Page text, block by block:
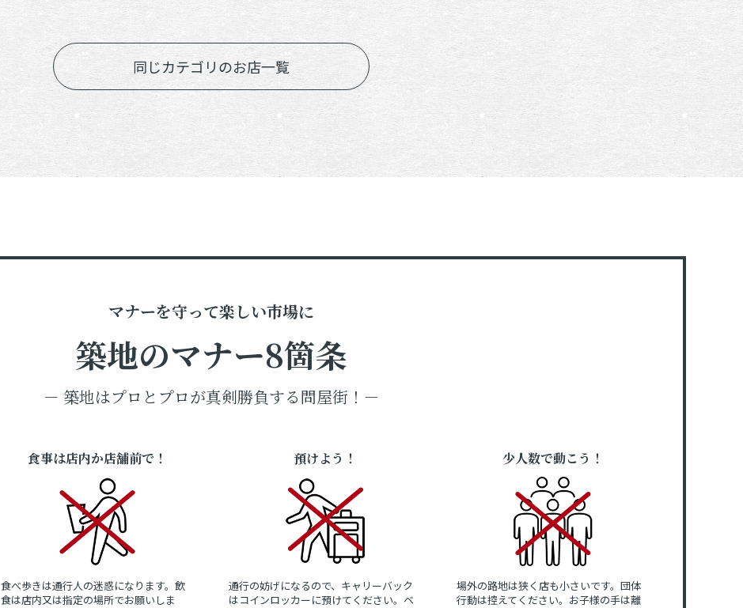
同じカテゴリのお店一覧
マナーを守って楽しい市場に
築地のマナー8箇条
－ 築地はプロとプロが真剣勝負する問屋街！－
食事は店内か店舗前で！
食べ歩きは通行人の迷惑になります。飲
食は店内又は指定の場所でお願いしま
預けよう！
通行の妨げになるので、キャリーバック
はコインロッカーに預けてください。ベ
少人数で動こう！
場外の路地は狭く店も小さいです。団体
行動は控えてください。お子様の手は離